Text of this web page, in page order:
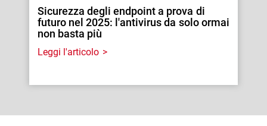
Sicurezza degli endpoint a prova di
futuro nel 2025: l'antivirus da solo ormai
non basta più
Leggi l'articolo